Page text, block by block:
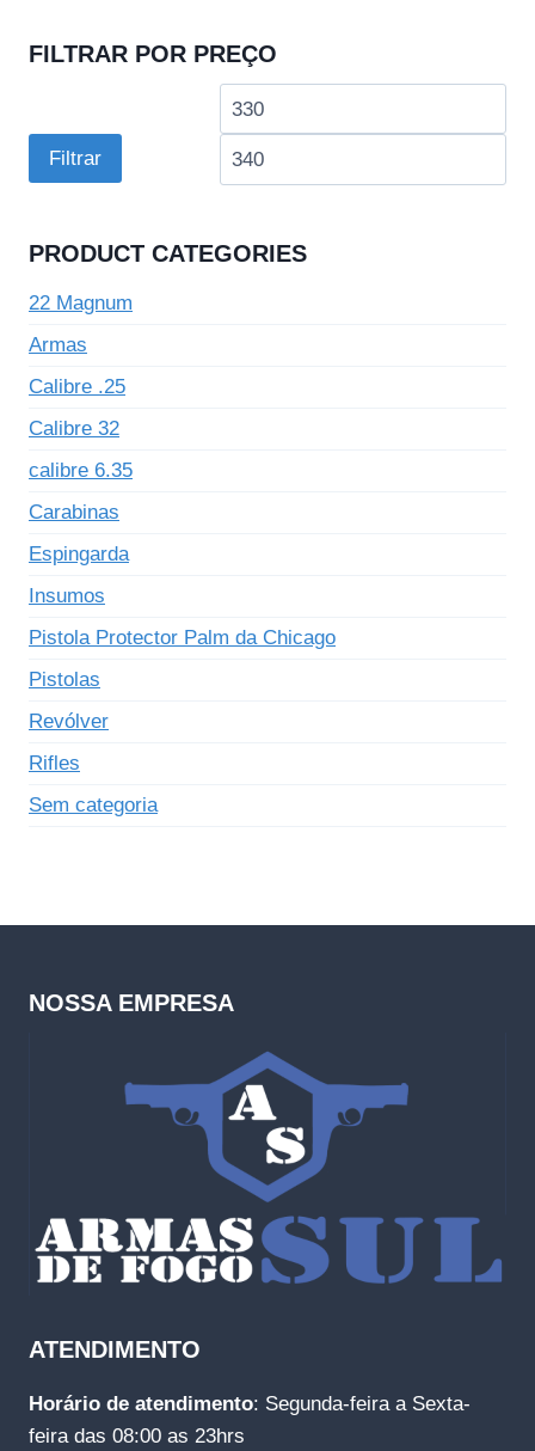
FILTRAR POR PREÇO
Preço
Filtrar
PRODUCT CATEGORIES
22 Magnum
Armas
Calibre .25
Calibre 32
calibre 6.35
Carabinas
Espingarda
Insumos
Pistola Protector Palm da Chicago
Pistolas
Revólver
Rifles
Sem categoria
NOSSA EMPRESA
ATENDIMENTO
Horário de atendimento: Segunda-feira a Sexta-
feira das 08:00 as 23hrs